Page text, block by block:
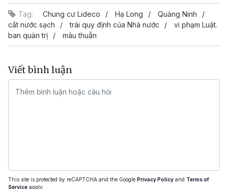
Tag: Chung cư Lideco Hạ Long
Quảng Ninh
cắt nước sạch
trái quy định của Nhà nước
vi phạm Luật.
ban quản trị
mâu thuẫn
Viết bình luận
This site is protected by reCAPTCHA and the Google Privacy Policy and Terms of
Service apply.